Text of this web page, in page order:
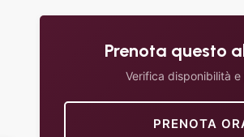
Prenota questo
Verifica disponibilità
PRENOTA